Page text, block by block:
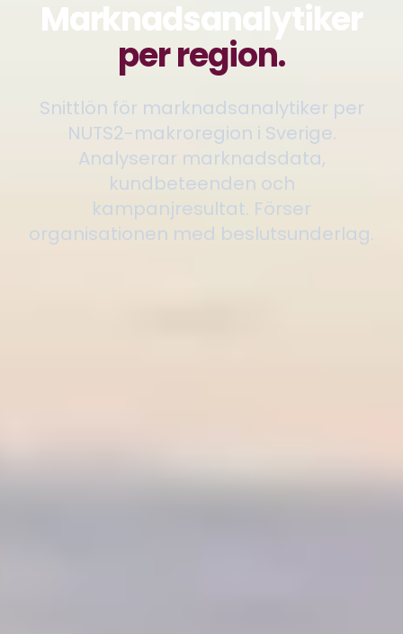
Marknadsanalytiker
per region.
Snittlön för marknadsanalytiker per
NUTS2-makroregion i Sverige.
Analyserar marknadsdata,
kundbeteenden och
kampanjresultat. Förser
organisationen med beslutsunderlag.